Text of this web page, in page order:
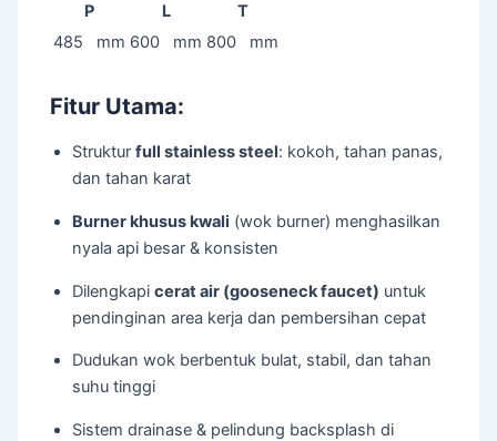
P L
T
485 mm 600 mm 800 mm
Fitur Utama:
Strukturfull stainless steel: kokoh, tahan panas,
dan tahan karat
Burner khusus kwali (wok burner) menghasilkan
nyala api besar & konsisten
Dilengkapicerat air (gooseneck faucet) untuk
pendinginan area kerja dan pembersihan cepat
Dudukan wok berbentuk bulat, stabil, dan tahan
suhu tinggi
Sistem drainase & pelindung backsplash di